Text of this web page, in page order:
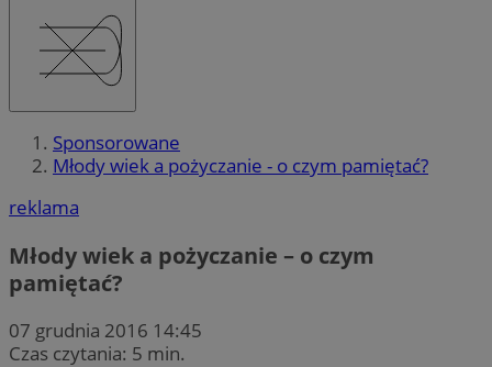
Sponsorowane
Młody wiek a pożyczanie - o czym pamiętać?
reklama
Młody wiek a pożyczanie – o czym
pamiętać?
07 grudnia 2016 14:45
Czas czytania: 5 min.